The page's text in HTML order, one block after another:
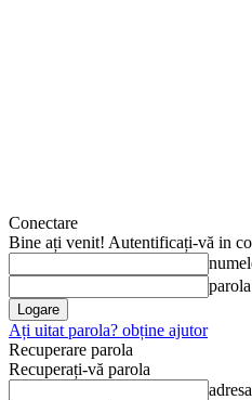
Conectare
Bine ați venit! Autentificați-vă in
Ați uitat parola? obține ajutor
Recuperare parola
Recuperați-vă parola